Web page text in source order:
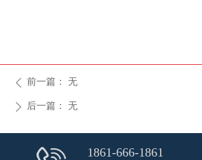
ꄴ 前一篇： 无
ꄲ 后一篇： 无
1861-666-1861